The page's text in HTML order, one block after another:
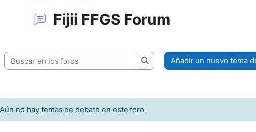
Fijii FFGS Forum
Buscar en los foros
Buscar en los foros
Añadir un nuevo tema
Aún no hay temas de debate en este foro